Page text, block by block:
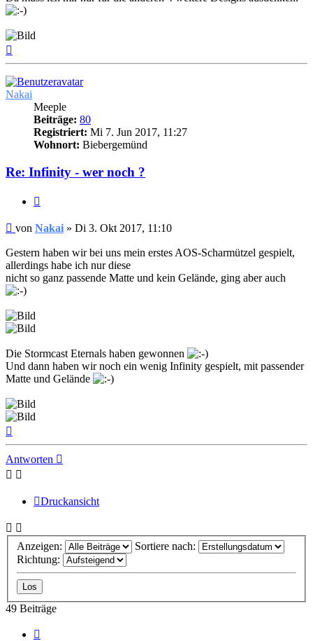
Nakai
Meeple
Beiträge: 80
Registriert: Mi 7. Jun 2017, 11:27
Wohnort: Biebergemünd
Re: Infinity - wer noch ?
Beitrag
von Nakai » Di 3. Okt 2017, 11:10
Gestern haben wir bei uns mein erstes AOS-Scharmützel gespielt,
allerdings habe ich nur diese
nicht so ganz passende Matte und kein Gelände, ging aber auch
Die Stormcast Eternals haben gewonnen
Und dann haben wir noch ein wenig Infinity gespielt, mit passender
Matte und Gelände
Antworten
Druckansicht
Anzeigen:
Sortiere nach:
Richtung:
49 Beiträge